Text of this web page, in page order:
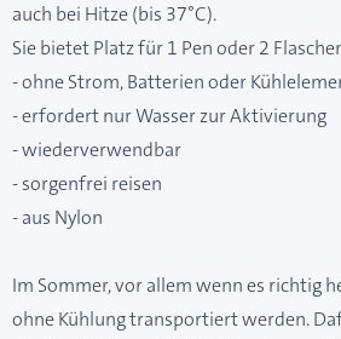
auch bei Hitze (bis 37°C).
Sie bietet Platz für 1 Pen oder 2
- ohne Strom, Batterien oder
- erfordert nur Wasser zur Aktivierung
- wiederverwendbar
- sorgenfrei reisen
- aus Nylon
Im Sommer, vor allem wenn es richtig
ohne Kühlung transportiert werden.